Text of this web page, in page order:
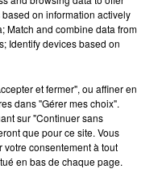
: inscrivez-
on information actively
Match and combine data from
Identify devices based on
et fermer", ou affiner en
dans "Gérer mes choix".
sur "Continuer sans
que pour ce site. Vous
votre consentement à tout
en bas de chaque page.